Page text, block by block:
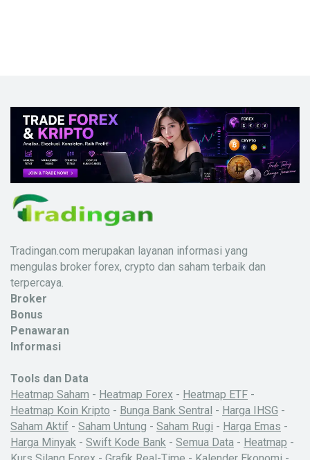
Tradingan.com merupakan layanan informasi yang
mengulas broker forex, crypto dan saham terbaik dan
terpercaya.
Broker
Bonus
Penawaran
Informasi
Tools dan Data
Heatmap Saham - Heatmap Forex - Heatmap ETF -
Heatmap Koin Kripto - Bunga Bank Sentral - Harga IHSG -
Saham Aktif - Saham Untung - Saham Rugi - Harga Emas -
Harga Minyak - Swift Kode Bank - Semua Data - Heatmap -